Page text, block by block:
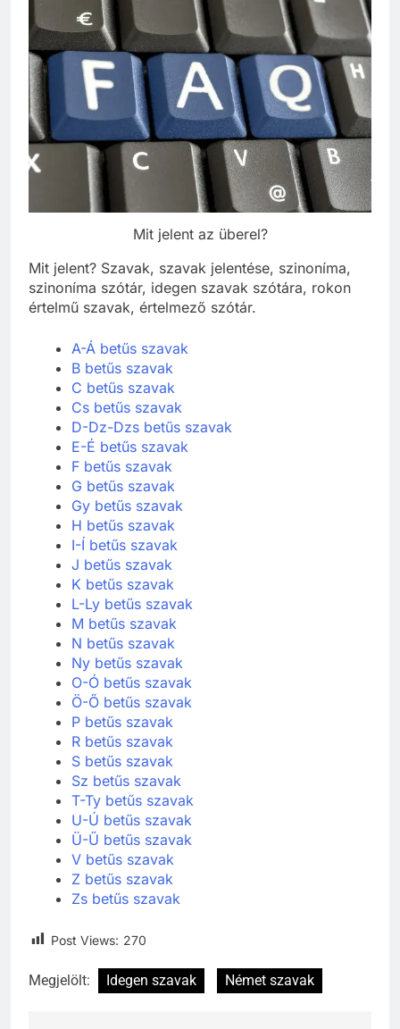
Mit jelent? Szavak, szavak jelentése, szinoníma,
szinoníma szótár, idegen szavak szótára, rokon
A-Á betűs szavak
B betűs szavak
C betűs szavak
Cs betűs szavak
D-Dz-Dzs betűs szavak
E-É betűs szavak
F betűs szavak
G betűs szavak
Gy betűs szavak
H betűs szavak
I-Í betűs szavak
J betűs szavak
K betűs szavak
L-Ly betűs szavak
M betűs szavak
N betűs szavak
Ny betűs szavak
O-Ó betűs szavak
Ö-Ő betűs szavak
P betűs szavak
R betűs szavak
S betűs szavak
Sz betűs szavak
T-Ty betűs szavak
U-Ú betűs szavak
Ü-Ű betűs szavak
V betűs szavak
Z betűs szavak
Idegen szavak Német szavak